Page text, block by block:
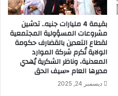
بقيمة 4 مليارات جنيه.. تدشين
مشروعات المسؤولية المجتمعية
لقطاع التعدين بالقضارف ​حكومة
الولاية تُكرم شركة الموارد
المعدنية، وناظر الشكرية يُهدي
مديرها العام «سيف الحق
ديسمبر 24, 2025